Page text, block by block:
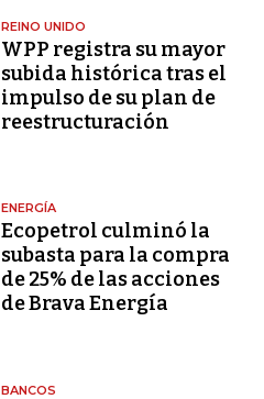
REINO UNIDO
WPP registra su mayor
subida histórica tras el
impulso de su plan de
reestructuración
ENERGÍA
Ecopetrol culminó la
subasta para la compra
de 25% de las acciones
de Brava Energía
BANCOS